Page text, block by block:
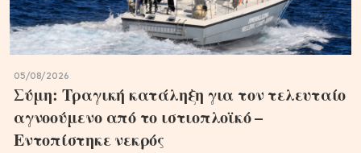
05/08/2026
Σύμη: Τραγική κατάληξη για τον τελευταίο
αγνοούμενο από το ιστιοπλοϊκό –
Εντοπίστηκε νεκρός